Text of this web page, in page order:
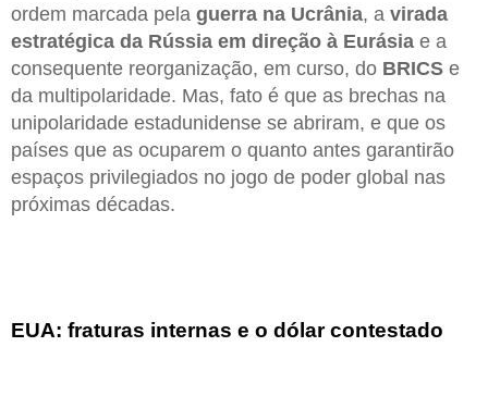
ordem marcada pela guerra na Ucrânia, a virada
estratégica da Rússia em direção à Eurásia e a
consequente reorganização, em curso, do BRICS e
da multipolaridade. Mas, fato é que as brechas na
unipolaridade estadunidense se abriram, e que os
países que as ocuparem o quanto antes garantirão
espaços privilegiados no jogo de poder global nas
próximas décadas.
EUA: fraturas internas e o dólar contestado